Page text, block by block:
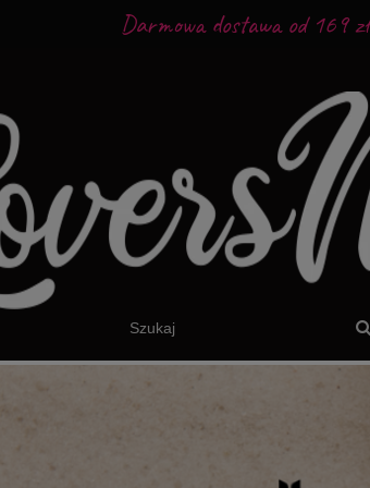
Darmowa dostawa od 169 zł